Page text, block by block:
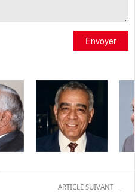
Envoyer
ARTICLE SUIVANT